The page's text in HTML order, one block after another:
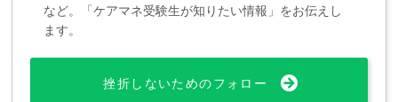
など。「ケアマネ受験生が知りたい情報」をお伝えし
ます。
挫折しないためのフォロー